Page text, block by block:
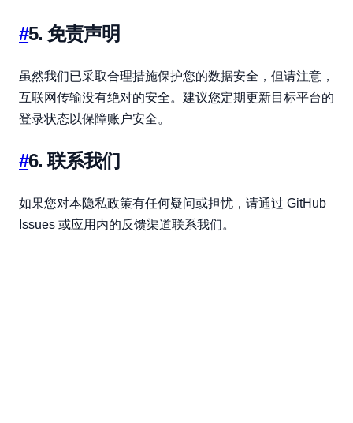
#5. 免责声明
虽然我们已采取合理措施保护您的数据安全，但请注意，
互联网传输没有绝对的安全。建议您定期更新目标平台的
登录状态以保障账户安全。
#6. 联系我们
如果您对本隐私政策有任何疑问或担忧，请通过 GitHub
Issues 或应用内的反馈渠道联系我们。